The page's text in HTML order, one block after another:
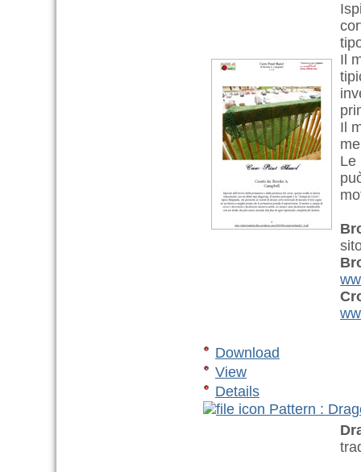
Il
Il
Le
Download
View
Details
Pattern :